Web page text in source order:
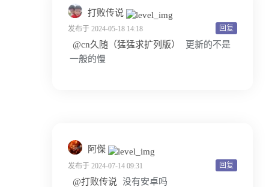
打败传说
回复
发布于 2024-05-18 14:18
@cn久随（猛猛求扩列版）
更新的不是
一般的慢
阿傑
回复
发布于 2024-07-14 09:31
@打败传说 没有安卓吗